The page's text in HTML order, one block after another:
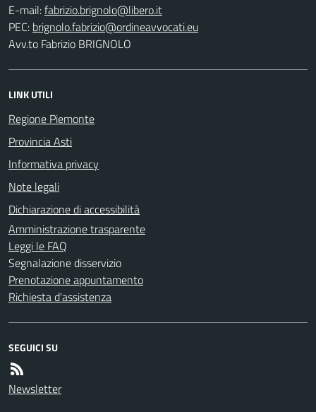
E-mail:
PEC:
Avv.to Fabrizio BRIGNOLO
LINK UTILI
Regione Piemonte
Provincia Asti
Informativa privacy
Note legali
Dichiarazione di accessibilità
Amministrazione trasparente
Leggi le FAQ
Segnalazione disservizio
Prenotazione appuntamento
Richiesta d'assistenza
SEGUICI SU
Newsletter